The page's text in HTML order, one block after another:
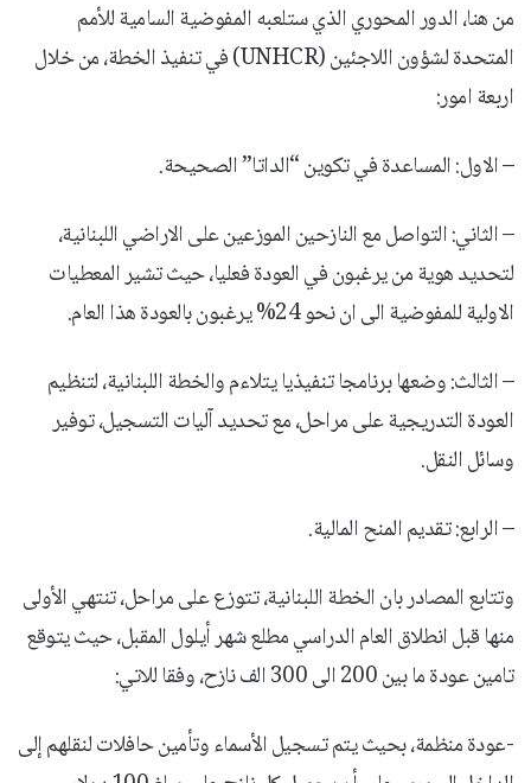
من هنا، الدور المحوري الذي ستلعبه المفوضية السامية للأمم
المتحدة لشؤون اللاجئين (UNHCR) في تنفيذ الخطة، من خلال
اربعة امور:
– الاول: المساعدة في تكوين “الداتا” الصحيحة.
– الثاني: التواصل مع النازحين الموزعين على الاراضي اللبنانية،
لتحديد هوية من يرغبون في العودة فعليا، حيث تشير المعطيات
الاولية للمفوضية الى ان نحو 24% يرغبون بالعودة هذا العام.
– الثالث: وضعها برنامجا تنفيذيا يتلاءم والخطة اللبنانية، لتنظيم
العودة التدريجية على مراحل، مع تحديد آليات التسجيل، توفير
وسائل النقل.
– الرابع: تقديم المنح المالية.
وتتابع المصادر بان الخطة اللبنانية، تتوزع على مراحل، تنتهي الأولى
منها قبل انطلاق العام الدراسي مطلع شهر أيلول المقبل، حيث يتوقع
تامين عودة ما بين 200 الى 300 الف نازح، وفقا للاتي:
-عودة منظمة، بحيث يتم تسجيل الأسماء وتأمين حافلات لنقلهم إلى